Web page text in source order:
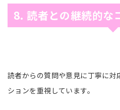
8. 読者との継続的な
読者からの質問や意見に丁寧に
ションを重視しています。